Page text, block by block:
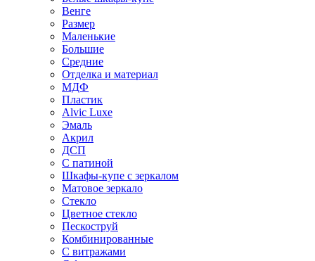
Венге
Размер
Маленькие
Большие
Средние
Отделка и материал
МДФ
Пластик
Alvic Luxe
Эмаль
Акрил
ДСП
С патиной
Шкафы-купе с зеркалом
Матовое зеркало
Стекло
Цветное стекло
Пескоструй
Комбинированные
С витражами